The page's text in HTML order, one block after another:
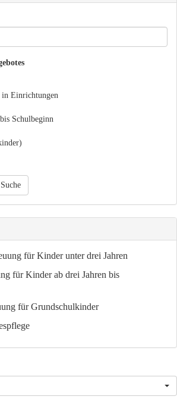
in Einrichtungen
Schulbeginn
für Kinder unter drei Jahren
für Kinder ab drei Jahren bis
für Grundschulkinder